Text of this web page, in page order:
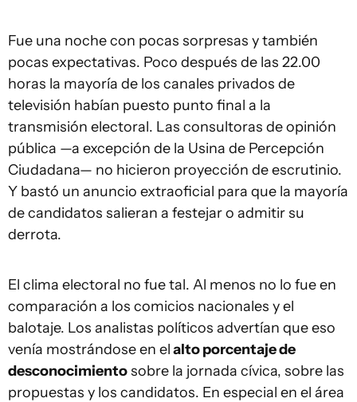
Fue una noche con pocas sorpresas y también
pocas expectativas. Poco después de las 22.00
horas la mayoría de los canales privados de
televisión habían puesto punto final a la
transmisión electoral. Las consultoras de opinión
pública —a excepción de la Usina de Percepción
Ciudadana— no hicieron proyección de escrutinio.
Y bastó un anuncio extraoficial para que la mayoría
de candidatos salieran a festejar o admitir su
derrota.
El clima electoral no fue tal. Al menos no lo fue en
comparación a los comicios nacionales y el
balotaje. Los analistas políticos advertían que eso
venía mostrándose en elalto porcentaje de
desconocimientosobre la jornada cívica, sobre las
propuestas y los candidatos. En especial en el área